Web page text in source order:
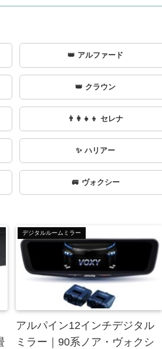
👑 アルファード
👑 クラウン
👨‍👩‍👧‍👦 セレナ
✨ ハリアー
🚐 ヴォクシー
デジタルルームミラー
アルパイン12インチデジタル
ミラー｜90系ノア・ヴォクシ